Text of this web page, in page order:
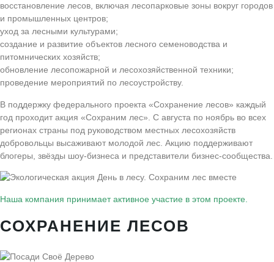
восстановление лесов, включая лесопарковые зоны вокруг городов
и промышленных центров;
уход за лесными культурами;
создание и развитие объектов лесного семеноводства и
питомнических хозяйств;
обновление лесопожарной и лесохозяйственной техники;
проведение мероприятий по лесоустройству.
В поддержку федерального проекта «Сохранение лесов» каждый
год проходит акция «Сохраним лес». С августа по ноябрь во всех
регионах страны под руководством местных лесохозяйств
добровольцы высаживают молодой лес. Акцию поддерживают
блогеры, звёзды шоу-бизнеса и представители бизнес-сообщества.
Наша компания принимает активное участие в этом проекте
СОХРАНЕНИЕ ЛЕСОВ